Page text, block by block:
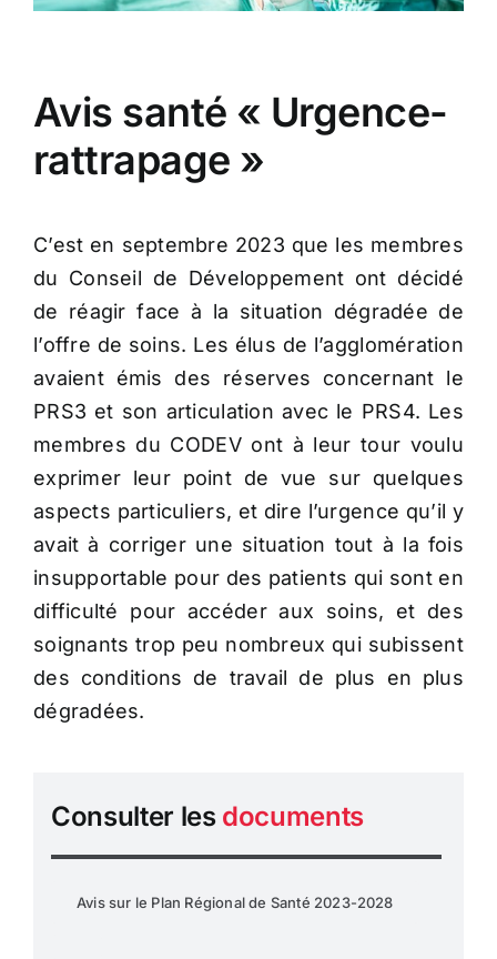
Avis santé « Urgence-
rattrapage »
C’est en septembre 2023 que les membres
du Conseil de Développement ont décidé
de réagir face à la situation dégradée de
l’offre de soins. Les élus de l’agglomération
avaient émis des réserves concernant le
PRS3 et son articulation avec le PRS4. Les
membres du CODEV ont à leur tour voulu
exprimer leur point de vue sur quelques
aspects particuliers, et dire l’urgence qu’il y
avait à corriger une situation tout à la fois
insupportable pour des patients qui sont en
difficulté pour accéder aux soins, et des
soignants trop peu nombreux qui subissent
des conditions de travail de plus en plus
dégradées.
Consulter les documents
Avis sur le Plan Régional de Santé 2023-2028